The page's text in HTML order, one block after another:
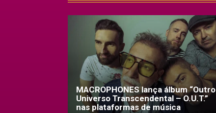
MACROPHONES lança álbum “Outro
Universo Transcendental – O.U.T.”
nas plataformas de música